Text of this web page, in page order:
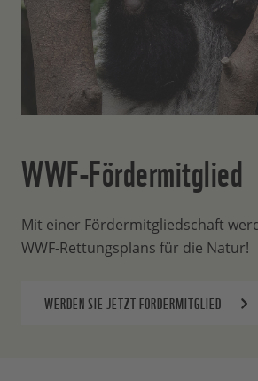
WWF-Fördermitglied
Mit einer Fördermitgliedschaft
WWF-Rettungsplans für die Natur!
WERDEN SIE JETZT FÖRDERMITGLIED